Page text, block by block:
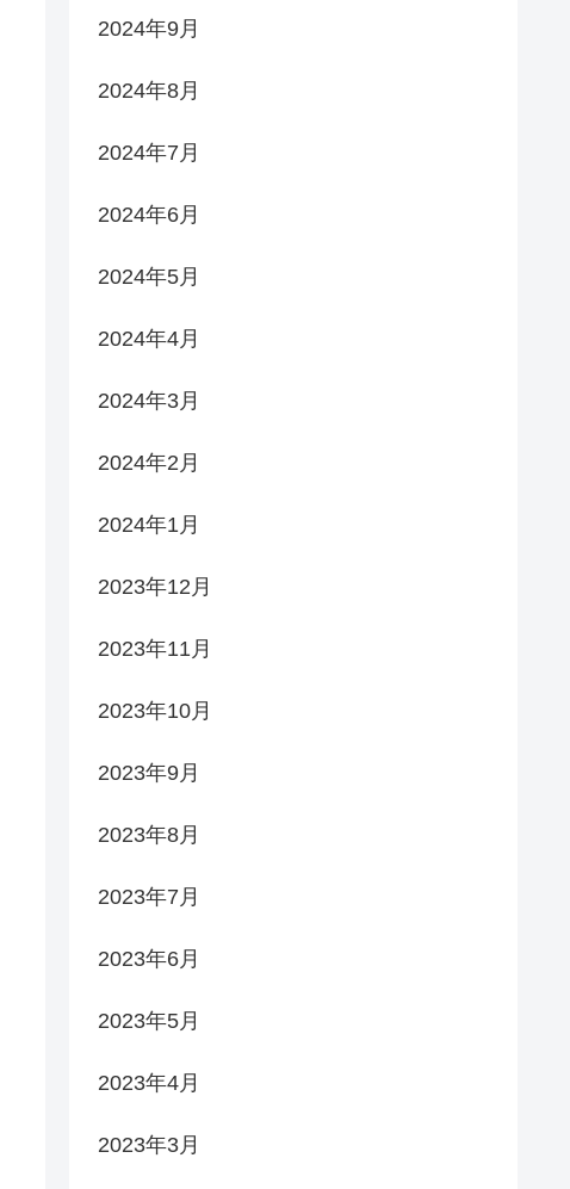
2024年9月
2024年8月
2024年7月
2024年6月
2024年5月
2024年4月
2024年3月
2024年2月
2024年1月
2023年12月
2023年11月
2023年10月
2023年9月
2023年8月
2023年7月
2023年6月
2023年5月
2023年4月
2023年3月